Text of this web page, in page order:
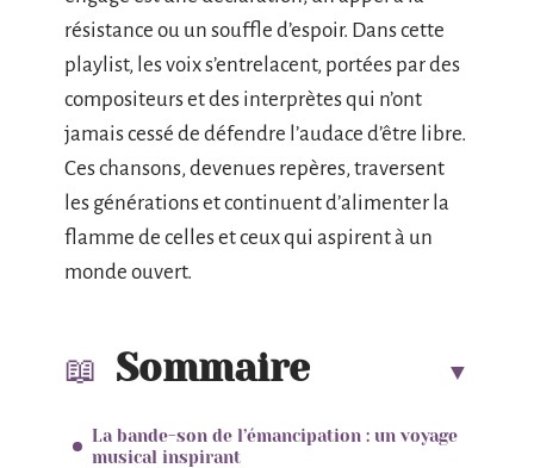
résistance ou un souffle d’espoir. Dans cette
playlist, les voix s’entrelacent, portées par des
compositeurs et des interprètes qui n’ont
jamais cessé de défendre l’audace d’être libre.
Ces chansons, devenues repères, traversent
les générations et continuent d’alimenter la
flamme de celles et ceux qui aspirent à un
monde ouvert.
Sommaire
La bande-son de l’émancipation : un voyage
musical inspirant